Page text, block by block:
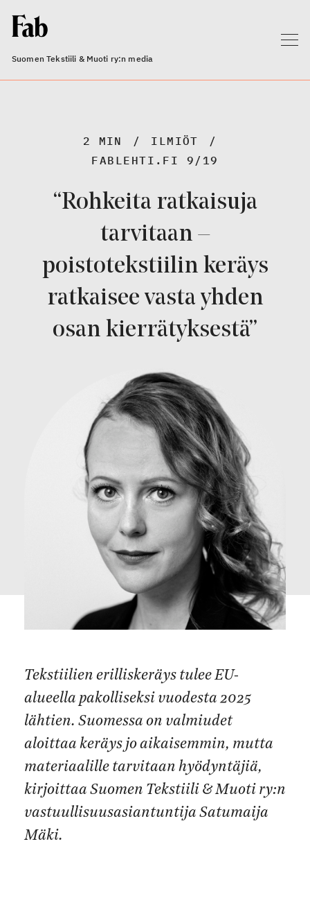
Suomen Tekstiili & Muoti ry:n media
2 MIN
ILMIÖT
FABLEHTI.FI 9/19
“Rohkeita ratkaisuja
tarvitaan –
poistotekstiilin keräys
ratkaisee vasta yhden
osan kierrätyksestä”
Tekstiilien erilliskeräys tulee EU-
alueella pakolliseksi vuodesta 2025
lähtien. Suomessa on valmiudet
aloittaa keräys jo aikaisemmin, mutta
materiaalille tarvitaan hyödyntäjiä,
kirjoittaa Suomen Tekstiili & Muoti ry:n
vastuullisuusasiantuntija Satumaija
Mäki.